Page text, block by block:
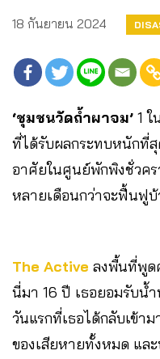
18 กันยายน 2024
‘ชุมชนวัดถ้ำผาจม’ 1
ที่ได้รับผลกระทบหนักที่
อาศัยในศูนย์พักพิงชั่วคร
หลายเดือนกว่าจะฟื้นฟู
The Active ลงพื้นที่พูด
นี่มา 16 ปี เธอยอมรับน้
วันแรกที่เธอได้กลับเข้า
ของเสียหายทั้งหมด แล